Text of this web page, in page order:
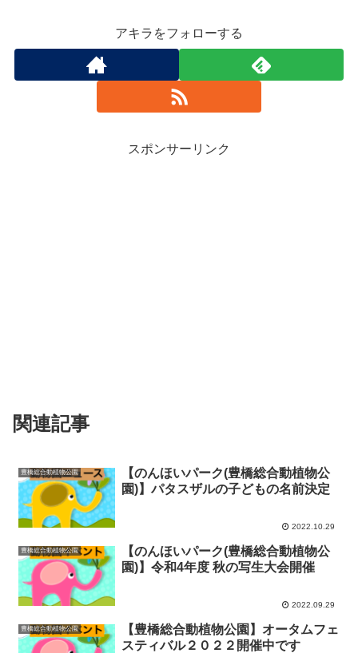
アキラをフォローする
スポンサーリンク
関連記事
豊橋総合動植物公園
【のんほいパーク(豊橋総合動植物公
園)】パタスザルの子どもの名前決定
2022.10.29
豊橋総合動植物公園
【のんほいパーク(豊橋総合動植物公
園)】令和4年度 秋の写生大会開催
2022.09.29
豊橋総合動植物公園
【豊橋総合動植物公園】オータムフェ
スティバル２０２２開催中です